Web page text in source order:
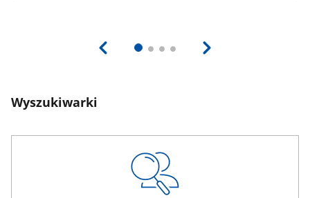
Wyszukiwarki